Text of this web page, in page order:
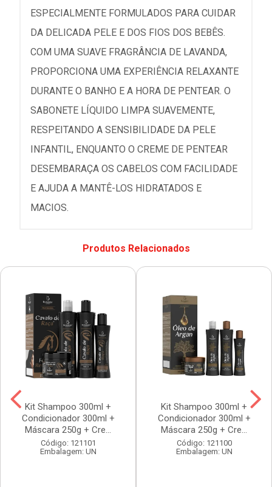
ESPECIALMENTE FORMULADOS PARA CUIDAR
DA DELICADA PELE E DOS FIOS DOS BEBÊS.
COM UMA SUAVE FRAGRÂNCIA DE LAVANDA,
PROPORCIONA UMA EXPERIÊNCIA RELAXANTE
DURANTE O BANHO E A HORA DE PENTEAR. O
SABONETE LÍQUIDO LIMPA SUAVEMENTE,
RESPEITANDO A SENSIBILIDADE DA PELE
INFANTIL, ENQUANTO O CREME DE PENTEAR
DESEMBARAÇA OS CABELOS COM FACILIDADE
E AJUDA A MANTÊ-LOS HIDRATADOS E
MACIOS.
Produtos Relacionados
Kit Shampoo 300ml +
Condicionador 300ml +
Máscara 250g + Cre...
Código: 121101
Embalagem: UN
Kit Shampoo 300ml +
Condicionador 300ml +
Máscara 250g + Cre...
Código: 121100
Embalagem: UN